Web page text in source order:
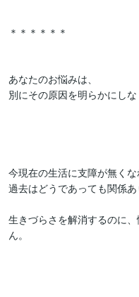
＊＊＊＊＊＊
あなたのお悩みは、
別にその原因を明らかにし
今現在の生活に支障が無くな
過去はどうであっても関係あ
生きづらさを解消するのに
ん。